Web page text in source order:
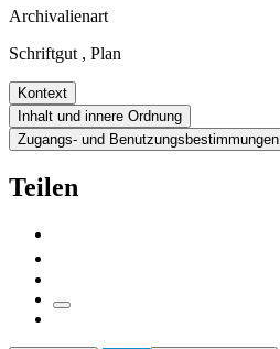
Archivalienart
Schriftgut , Plan
Kontext
Inhalt und innere Ordnung
Zugangs- und Benutzungsbestimmungen
Teilen